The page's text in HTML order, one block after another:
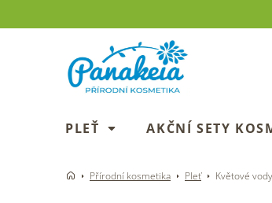
PLEŤ AKČNÍ SETY
Přírodní kosmetika Pleť Květové vody